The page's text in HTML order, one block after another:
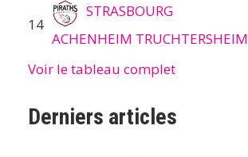
14
STRASBOURG
ACHENHEIM TRUCHTERSHEIM
Voir le tableau complet
Derniers articles